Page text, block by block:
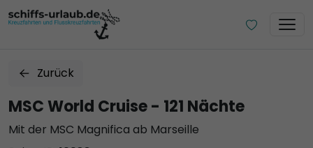
Zurück
MSC World Cruise - 121 Nächte
Mit der MSC Magnifica ab Marseille